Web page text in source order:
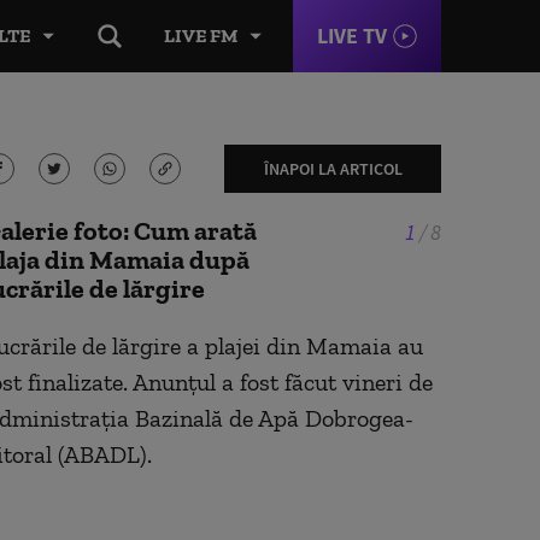
LIVE FM LIVE TV
ÎNAPOI LA ARTICOL
1 /8
foto: Cum arată
din Mamaia după
de lărgire
de lărgire a plajei din Mamaia au
finalizate. Anunțul a fost făcut vineri de
Bazinală de Apă Dobrogea-
(ABADL).